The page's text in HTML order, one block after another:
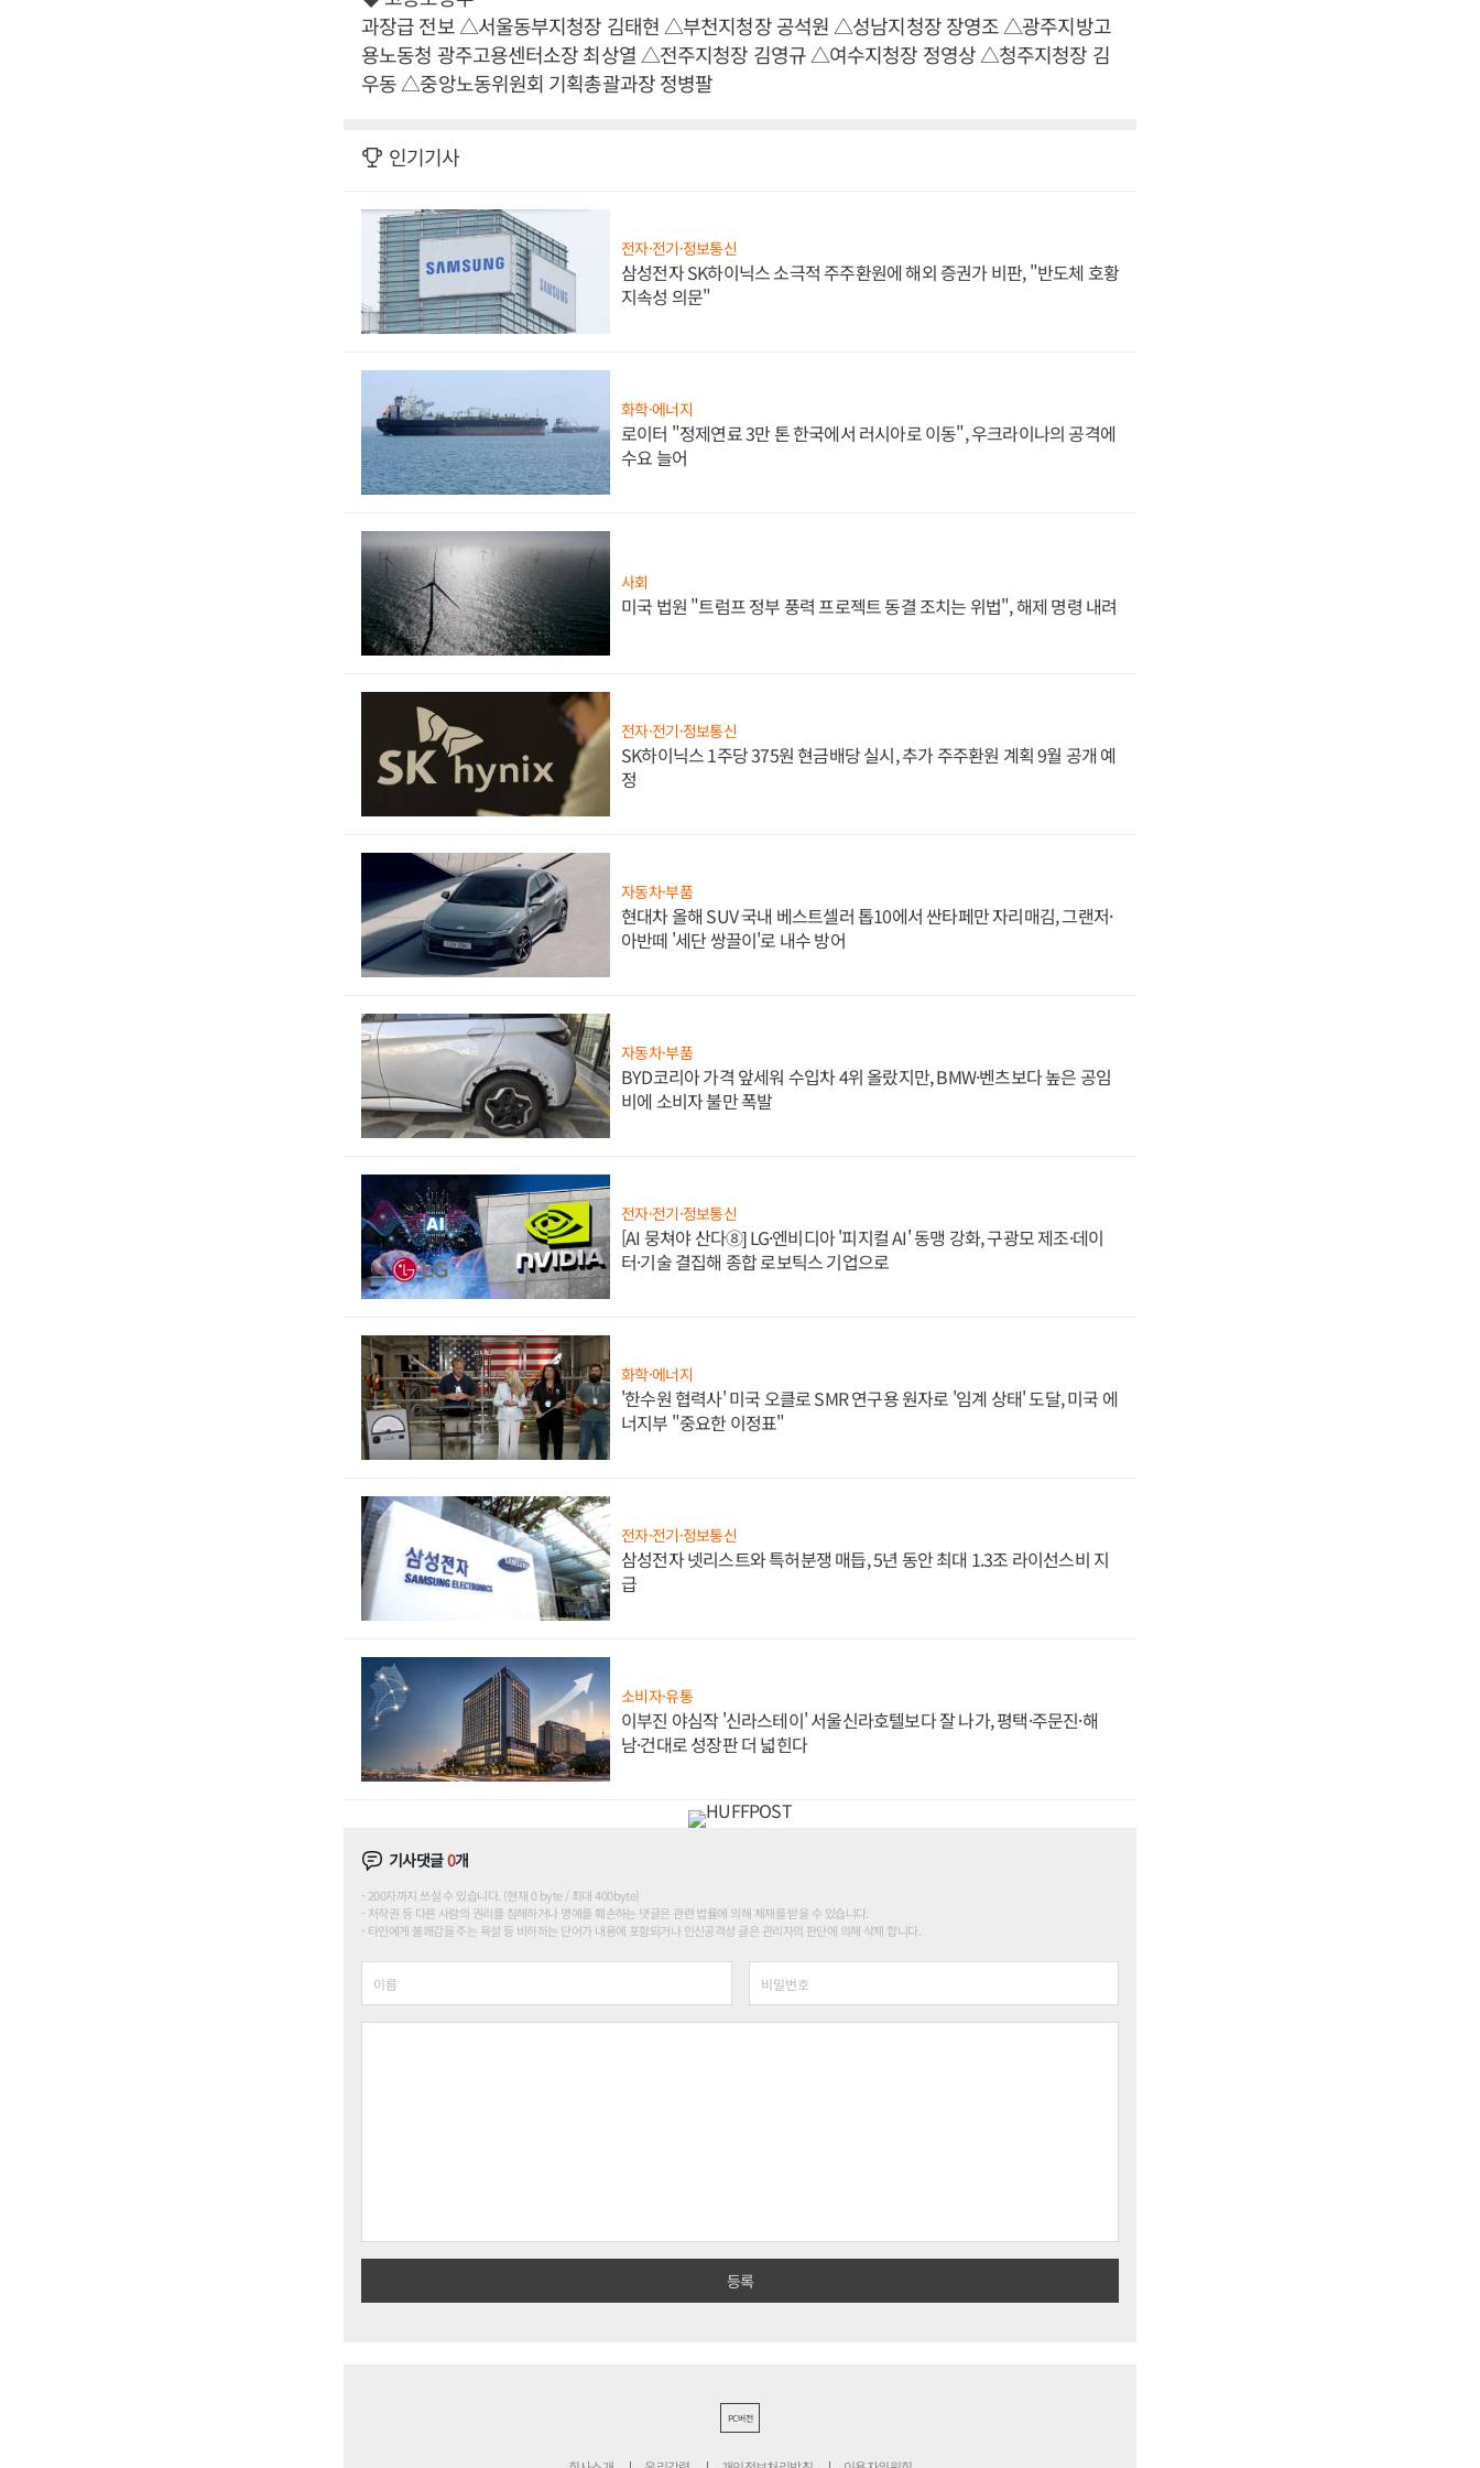
과장급 전보 △서울동부지청장 김태현 △부천지청장 공석원 △성남지청장 장영조 △광주지방고
용노동청 광주고용센터소장 최상열 △전주지청장 김영규 △여수지청장 정영상 △청주지청장 김
우동 △중앙노동위원회 기획총괄과장 정병팔
인기기사
전자·전기·정보통신
삼성전자 SK하이닉스 소극적 주주환원에 해외 증권가 비판, "반도체 호황
지속성 의문"
화학·에너지
로이터 "정제연료 3만 톤 한국에서 러시아로 이동", 우크라이나의 공격에
수요 늘어
사회
미국 법원 "트럼프 정부 풍력 프로젝트 동결 조치는 위법", 해제 명령 내려
전자·전기·정보통신
SK하이닉스 1주당 375원 현금배당 실시, 추가 주주환원 계획 9월 공개 예
정
자동차·부품
현대차 올해 SUV 국내 베스트셀러 톱10에서 싼타페만 자리매김, 그랜저·
아반떼 '세단 쌍끌이'로 내수 방어
자동차·부품
BYD코리아 가격 앞세워 수입차 4위 올랐지만, BMW·벤츠보다 높은 공임
비에 소비자 불만 폭발
전자·전기·정보통신
[AI 뭉쳐야 산다⑧] LG·엔비디아 '피지컬 AI' 동맹 강화, 구광모 제조·데이
터·기술 결집해 종합 로보틱스 기업으로
화학·에너지
'한수원 협력사' 미국 오클로 SMR 연구용 원자로 '임계 상태' 도달, 미국 에
너지부 "중요한 이정표"
전자·전기·정보통신
삼성전자 넷리스트와 특허분쟁 매듭, 5년 동안 최대 1.3조 라이선스비 지
급
소비자·유통
이부진 야심작 '신라스테이' 서울신라호텔보다 잘 나가, 평택·주문진·해
남·건대로 성장판 더 넓힌다
기사댓글0개
200자까지 쓰실 수 있습니다. (현재 0 byte / 최대 400byte)
저작권 등 다른 사람의 권리를 침해하거나 명예를 훼손하는 댓글은 관련 법률에 의해 제재를 받을 수 있습니다.
타인에게 불쾌감을 주는 욕설 등 비하하는 단어가 내용에 포함되거나 인신공격성 글은 관리자의 판단에 의해 삭제 합니다.
PC버전